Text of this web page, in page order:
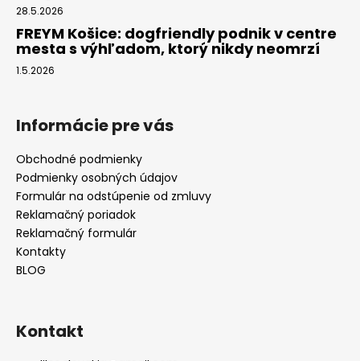
28.5.2026
FREYM Košice: dogfriendly podnik v centre
mesta s výhľadom, ktorý nikdy neomrzí
1.5.2026
Informácie pre vás
Obchodné podmienky
Podmienky osobných údajov
Formulár na odstúpenie od zmluvy
Reklamačný poriadok
Reklamačný formulár
Kontakty
BLOG
Kontakt